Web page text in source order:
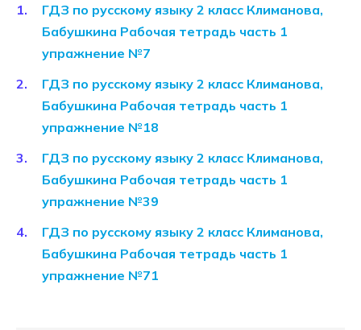
ГДЗ по русскому языку 2 класс Климанова,
Бабушкина Рабочая тетрадь часть 1
упражнение №7
ГДЗ по русскому языку 2 класс Климанова,
Бабушкина Рабочая тетрадь часть 1
упражнение №18
ГДЗ по русскому языку 2 класс Климанова,
Бабушкина Рабочая тетрадь часть 1
упражнение №39
ГДЗ по русскому языку 2 класс Климанова,
Бабушкина Рабочая тетрадь часть 1
упражнение №71